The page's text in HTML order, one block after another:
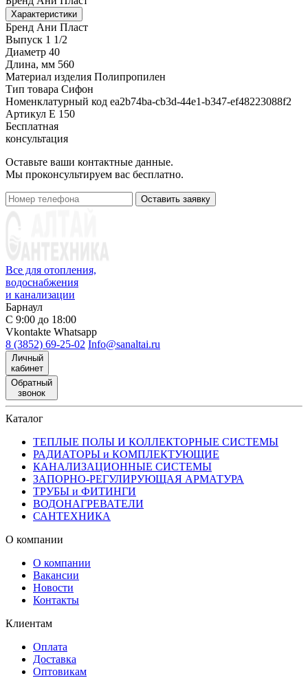
Характеристики
Бренд Ани Пласт
Выпуск 1 1/2
Диаметр 40
Длина, мм 560
Материал изделия Полипропилен
Тип товара Сифон
Номенклатурный код ea2b74ba-cb3d-44e1-b347-ef48223088f2
Артикул Е 150
Бесплатная
консультация
Оставьте ваши контактные данные.
Мы проконсультируем вас бесплатно.
Оставить заявку
Все для отопления,
водоснабжения
и канализации
Барнаул
С 9:00 до 18:00
Vkontakte Whatsapp
8 (3852) 69-25-02 Info@sanaltai.ru
Личный
кабинет
Обратный
звонок
Каталог
ТЕПЛЫЕ ПОЛЫ И КОЛЛЕКТОРНЫЕ СИСТЕМЫ
РАДИАТОРЫ и КОМПЛЕКТУЮЩИЕ
КАНАЛИЗАЦИОННЫЕ СИСТЕМЫ
ЗАПОРНО-РЕГУЛИРУЮЩАЯ АРМАТУРА
ТРУБЫ и ФИТИНГИ
ВОДОНАГРЕВАТЕЛИ
САНТЕХНИКА
О компании
О компании
Вакансии
Новости
Контакты
Клиентам
Оплата
Доставка
Оптовикам